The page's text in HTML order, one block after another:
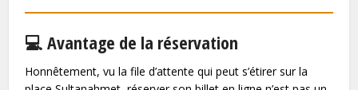
💻 Avantage de la réservation
Honnêtement, vu la file d’attente qui peut s’étirer sur la